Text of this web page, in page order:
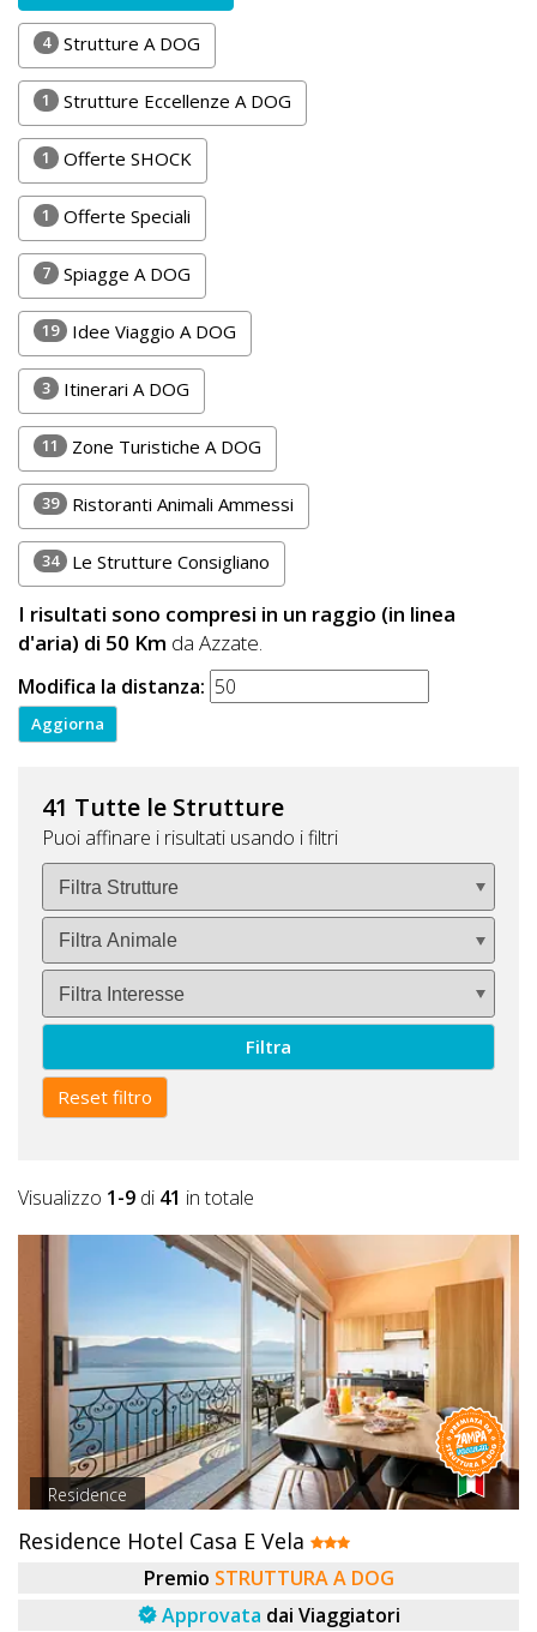
Lavora
con
Noi
Inserisci
Attività
Accedi
Registrati
4 Strutture A DOG
1 Strutture Eccellenze A DOG
1 Offerte SHOCK
1 Offerte Speciali
7 Spiagge A DOG
19 Idee Viaggio A DOG
3 Itinerari A DOG
11 Zone Turistiche A DOG
39 Ristoranti Animali Ammessi
34 Le Strutture Consigliano
I risultati sono compresi in un raggio (in linea
d'aria) di 50 Km da Azzate.
Modifica la distanza:
41 Tutte le Strutture
Puoi affinare i risultati usando i filtri
Filtra
Reset filtro
Visualizzo 1-9 di 41 in totale
Residence
Residence Hotel Casa E Vela
Premio STRUTTURA A DOG
Approvata dai Viaggiatori